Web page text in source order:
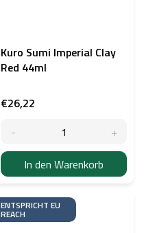
Kuro Sumi Imperial Clay
Red 44ml
€26,22
In den Warenkorb
ENTSPRICHT EU
REACH